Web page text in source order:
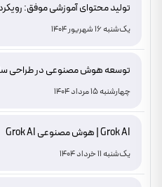
تولید محتوای آموزشی موفق:
یک‌شنبه 16 شهریور 1404
توسعه هوش مصنوعی در طراحی
چهارشنبه 15 مرداد 1404
Grok AI | هوش مصنوعی Grok AI
یک‌شنبه 11 خرداد 1404